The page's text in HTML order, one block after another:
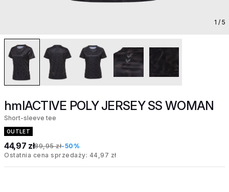
1 / 5
hmlACTIVE POLY JERSEY SS WOMAN
Short-sleeve tee
OUTLET
44,97 zł89,95 zł-50%
Ostatnia cena sprzedaży: 44,97 zł